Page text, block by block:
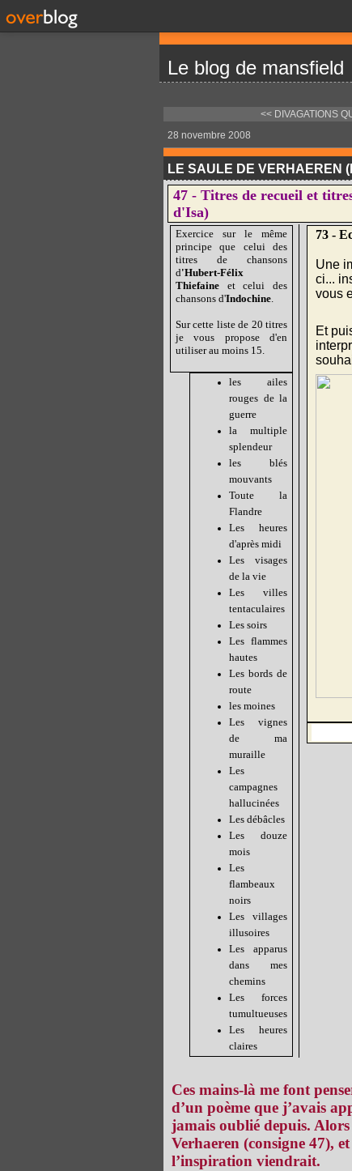
Le blog de mansfield
<< DIVAGATIONS
28 novembre 2008
LE SAULE DE VERHAEREN
47 - Titres de recueil et
d'Isa)
Exercice sur le même
principe que celui des
titres de chansons
d'Hubert-Félix
Thiefaineet celui des
chansons d'Indochine.
Sur cette liste de 20 titres
je vous propose d'en
utiliser au moins 15.
les ailes
rouges de la
guerre
la multiple
splendeur
les blés
mouvants
Toute la
Flandre
Les heures
d'après midi
Les visages
de la vie
Les villes
tentaculaires
Les soirs
Les flammes
hautes
Les bords de
route
les moines
Les vignes
de ma
muraille
Les
campagnes
hallucinées
Les débâcles
Les douze
mois
Les
flambeaux
noirs
Les villages
illusoires
Les apparus
dans mes
chemins
Les forces
tumultueuses
Les heures
claires
73 -
Une
ci...
vous
Et
Ces mains-là me font
d’un poème que j’avais
jamais oublié depuis.
Verhaeren (consigne 47),
l’inspiration viendrait.